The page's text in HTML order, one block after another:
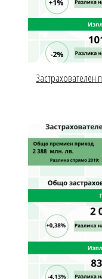
Застрахователен